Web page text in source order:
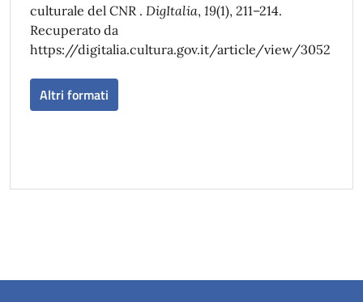
culturale del CNR . DigItalia, 19(1), 211–214.
Recuperato da
https://digitalia.cultura.gov.it/article/view/3052
Altri formati